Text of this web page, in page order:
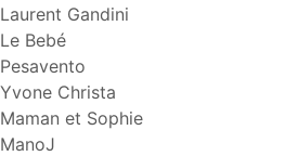
Laurent Gandini
Le Bebé
Pesavento
Yvone Christa
Maman et Sophie
ManoJ